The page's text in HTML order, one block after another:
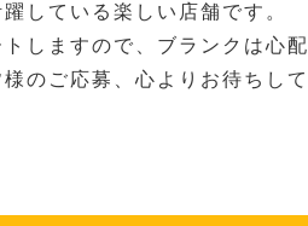
している楽しい店舗です。
しますので、ブランクは心配
のご応募、心よりお待ちして